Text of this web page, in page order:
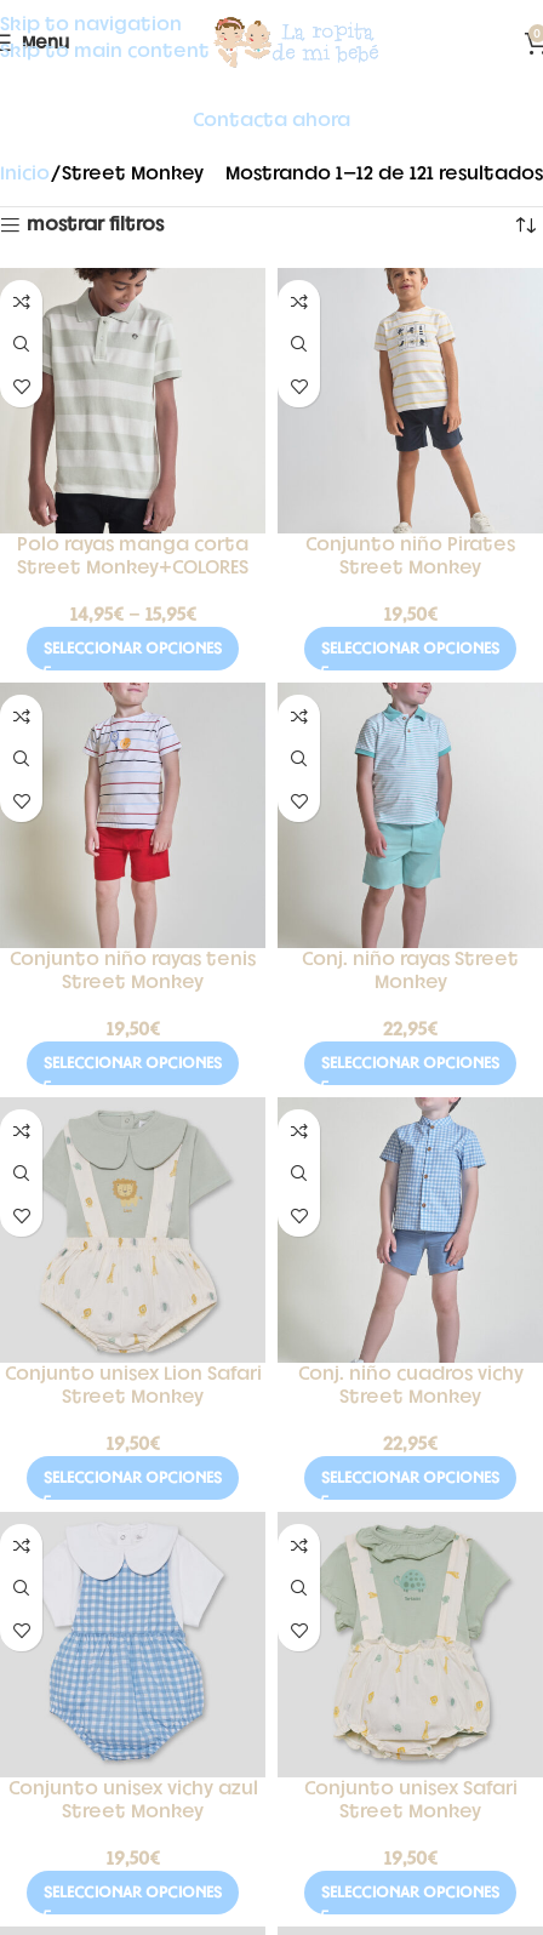
Skip to navigation
Skip to main content
Menu 0
Contacta ahora
Inicio Street Monkey Mostrando 1–12 de 121 resultados
mostrar filtros
Polo rayas manga corta
Street Monkey+COLORES
14,95€ - 15,95€
SELECCIONAR OPCIONES
Conjunto niño Pirates
Street Monkey
19,50€
SELECCIONAR OPCIONES
Conjunto niño rayas tenis
Street Monkey
19,50€
SELECCIONAR OPCIONES
Conj. niño rayas Street
Monkey
22,95€
SELECCIONAR OPCIONES
Conjunto unisex Lion Safari
Street Monkey
19,50€
SELECCIONAR OPCIONES
Conj. niño cuadros vichy
Street Monkey
22,95€
SELECCIONAR OPCIONES
Conjunto unisex vichy azul
Street Monkey
19,50€
SELECCIONAR OPCIONES
Conjunto unisex Safari
Street Monkey
19,50€
SELECCIONAR OPCIONES